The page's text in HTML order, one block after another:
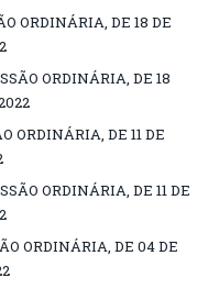
ORDINÁRIA, DE 18 DE
ORDINÁRIA, DE 18
ORDINÁRIA, DE 11 DE
ORDINÁRIA, DE 11 DE
ORDINÁRIA, DE 04 DE